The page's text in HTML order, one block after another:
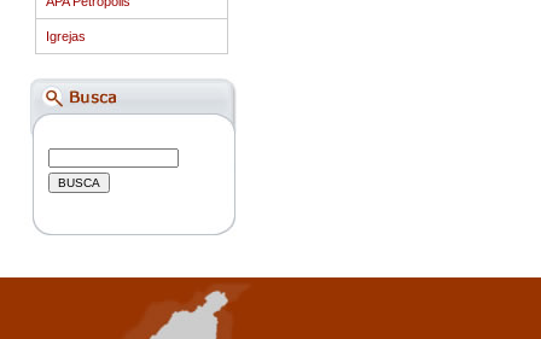
Igrejas